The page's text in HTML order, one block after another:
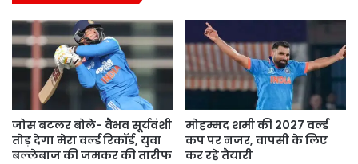
जोस बटलर बोले- वैभव सूर्यवंशी
तोड़ देगा मेरा वर्ल्ड रिकॉर्ड, युवा
बल्लेबाज की जमकर की तारीफ
मोहम्मद शमी की 2027 वर्ल्ड
कप पर नजर, वापसी के लिए
कर रहे तैयारी